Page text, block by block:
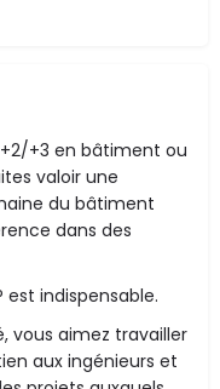
+3 en bâtiment ou
valoir une
du bâtiment
dans des
est indispensable.
vous aimez travailler
aux ingénieurs et